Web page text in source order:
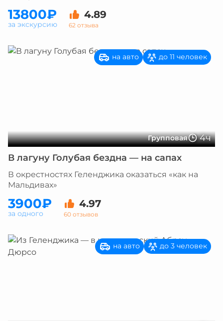
13800₽ 4.89
62 отзыва
за экскурсию
Групповая 4ч
на авто до 11 человек
В лагуну Голубая бездна — на сапах
В окрестностях Геленджика оказаться «как на
Мальдивах»
3900₽ 4.97
60 отзывов
за одного
на авто до 3 человек